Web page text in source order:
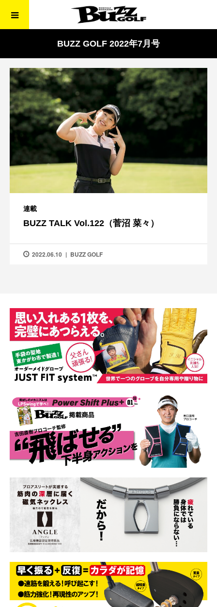
BUZZ GOLF 2022年7月号
連載
BUZZ TALK Vol.122（菅沼 菜々）
2022.06.10 BUZZ GOLF